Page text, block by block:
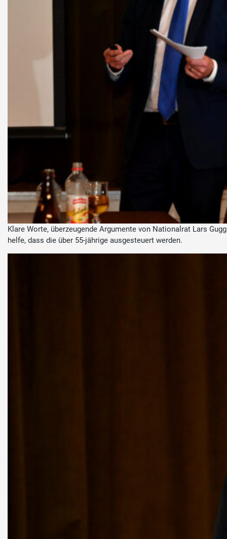
Klare Worte, überzeugende Argumente von Nationalrat Lars
helfe, dass die über 55-jährige ausgesteuert werden.